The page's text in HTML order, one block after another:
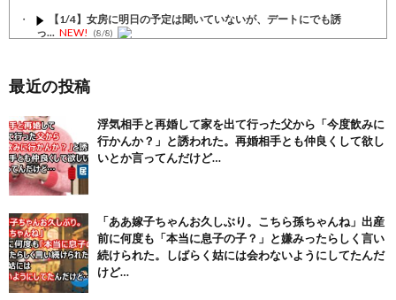
【1/4】女房に明日の予定は聞いていないが、デートにでも誘
っ... NEW! (8/8)
玄...
NEW!
舌を絡ませて、唾液交換して── ちゅっちゅしながらの濃厚エッ...
(7/30)
【パリピ孔明】アニオリ場面も高評価「パリピ」続編への期待が高...
【画像】テイルズで一番マ〇コ舐めまわしたい女の子ｗｗｗｗｗ
(6/22)
Powered by livedoor 相互RSS
最近の投稿
浮気相手と再婚して家を出て行った父から「今度飲みに
行かんか？」と誘われた。再婚相手とも仲良くして欲し
いとか言ってんだけど…
「ああ嫁子ちゃんお久しぶり。こちら孫ちゃんね」出産
前に何度も「本当に息子の子？」と嫌みったらしく言い
続けられた。しばらく姑には会わないようにしてたんだ
けど…